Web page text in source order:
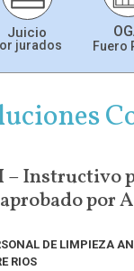
Juicio
jurados Fuero
– Instructivo
por
DE LIMPIEZA
RIOS